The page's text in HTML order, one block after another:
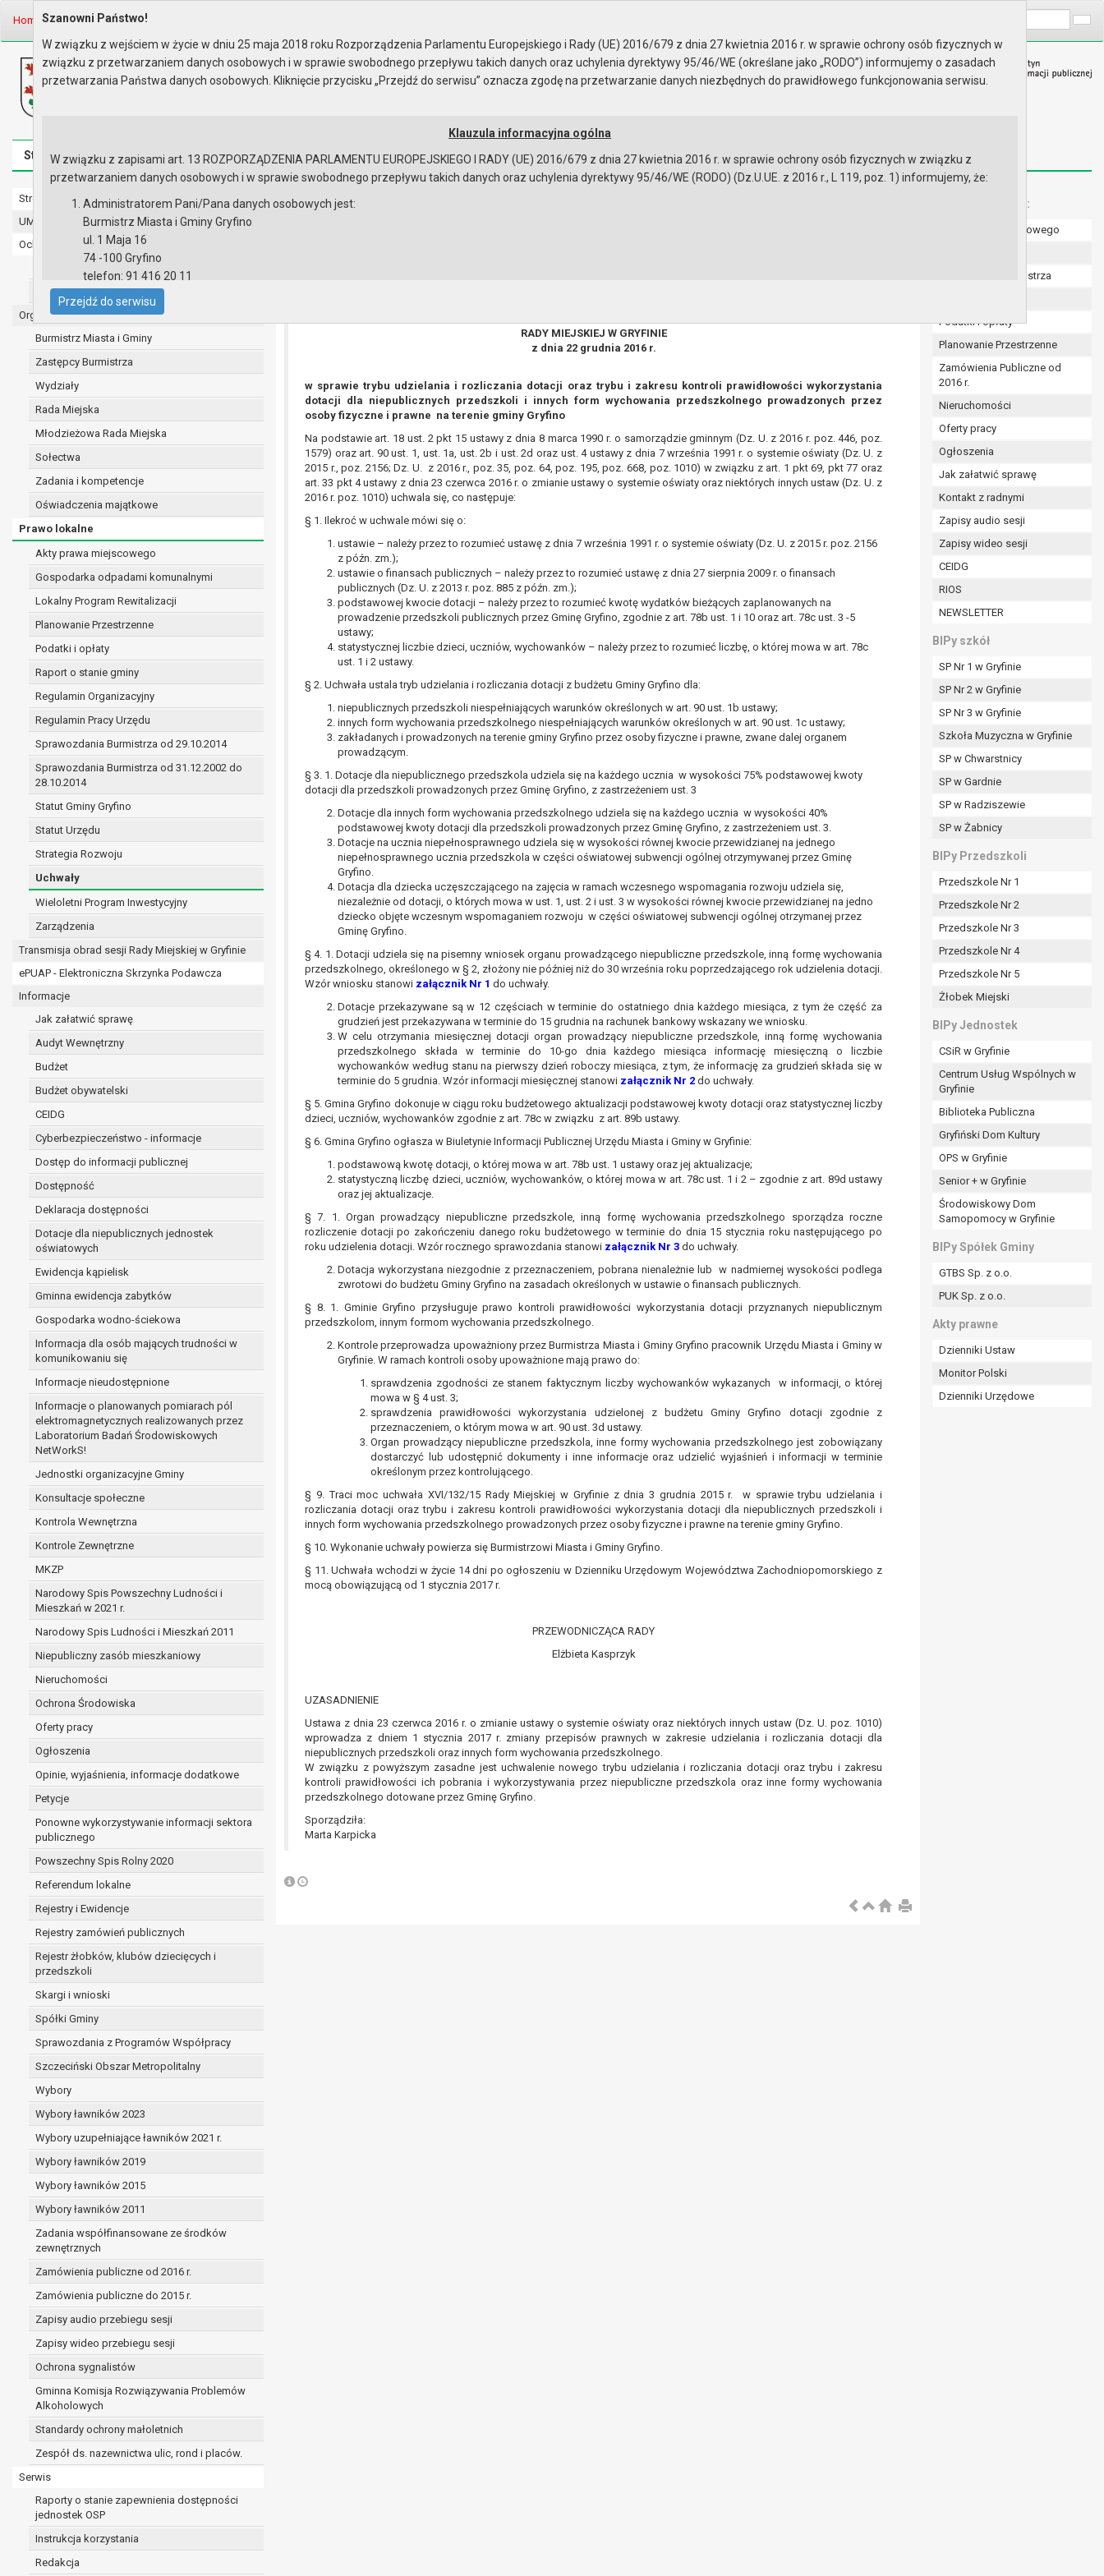
Home Prawo lokalne Uchwały
Biuletyn Informacji Publicznej
Urząd Miasta i Gminy w Gryfinie
Strona główna Mapa serwisu Aktualności Redakcja Instrukcja korzystania Dostępność
Strona główna
UMiG - telefony wewnętrzne
Ochrona danych osobowych
Urząd Miasta i Gminy w Gryfinie
Straż Miejska
Organy
Burmistrz Miasta i Gminy
Zastępcy Burmistrza
Wydziały
Rada Miejska
Młodzieżowa Rada Miejska
Sołectwa
Zadania i kompetencje
Oświadczenia majątkowe
Prawo lokalne
Akty prawa miejscowego
Gospodarka odpadami komunalnymi
Lokalny Program Rewitalizacji
Planowanie Przestrzenne
Podatki i opłaty
Raport o stanie gminy
Regulamin Organizacyjny
Regulamin Pracy Urzędu
Sprawozdania Burmistrza od 29.10.2014
Sprawozdania Burmistrza od 31.12.2002 do
28.10.2014
Statut Gminy Gryfino
Statut Urzędu
Strategia Rozwoju
Uchwały
Wieloletni Program Inwestycyjny
Zarządzenia
Transmisja obrad sesji Rady Miejskiej w Gryfinie
ePUAP - Elektroniczna Skrzynka Podawcza
Informacje
Jak załatwić sprawę
Audyt Wewnętrzny
Budżet
Budżet obywatelski
CEIDG
Cyberbezpieczeństwo - informacje
Dostęp do informacji publicznej
Dostępność
Deklaracja dostępności
Dotacje dla niepublicznych jednostek
oświatowych
Ewidencja kąpielisk
Gminna ewidencja zabytków
Gospodarka wodno-ściekowa
Informacja dla osób mających trudności w
komunikowaniu się
Informacje nieudostępnione
Informacje o planowanych pomiarach pól
elektromagnetycznych realizowanych przez
Laboratorium Badań Środowiskowych
NetWorkS!
Jednostki organizacyjne Gminy
Konsultacje społeczne
Kontrola Wewnętrzna
Kontrole Zewnętrzne
MKZP
Narodowy Spis Powszechny Ludności i
Mieszkań w 2021 r.
Narodowy Spis Ludności i Mieszkań 2011
Niepubliczny zasób mieszkaniowy
Nieruchomości
Ochrona Środowiska
Oferty pracy
Ogłoszenia
Opinie, wyjaśnienia, informacje dodatkowe
Petycje
Ponowne wykorzystywanie informacji sektora
publicznego
Powszechny Spis Rolny 2020
Referendum lokalne
Rejestry i Ewidencje
Rejestry zamówień publicznych
Rejestr żłobków, klubów dziecięcych i
przedszkoli
Skargi i wnioski
Spółki Gminy
Sprawozdania z Programów Współpracy
Szczeciński Obszar Metropolitalny
Wybory
Wybory ławników 2023
Wybory uzupełniające ławników 2021 r.
Wybory ławników 2019
Wybory ławników 2015
Wybory ławników 2011
Zadania współfinansowane ze środków
zewnętrznych
Zamówienia publiczne od 2016 r.
Zamówienia publiczne do 2015 r.
Zapisy audio przebiegu sesji
Zapisy wideo przebiegu sesji
Ochrona sygnalistów
Gminna Komisja Rozwiązywania Problemów
Alkoholowych
Standardy ochrony małoletnich
Zespół ds. nazewnictwa ulic, rond i placów.
Serwis
Raporty o stanie zapewnienia dostępności
jednostek OSP
Instrukcja korzystania
Redakcja
Sesja nr XXXI
RADY MIEJSKIEJ W GRYFINIE
z dnia 22 grudnia 2016 r.
w sprawie trybu udzielania i rozliczania dotacji oraz trybu i zakresu kontroli prawidłowości wykorzystania
dotacji dla niepublicznych przedszkoli i innych form wychowania przedszkolnego prowadzonych przez
osoby fizyczne i prawne na terenie gminy Gryfino
Na podstawie art. 18 ust. 2 pkt 15 ustawy z dnia 8 marca 1990 r. o samorządzie gminnym (Dz. U. z 2016 r. poz. 446, poz.
1579) oraz art. 90 ust. 1, ust. 1a, ust. 2b i ust. 2d oraz ust. 4 ustawy z dnia 7 września 1991 r. o systemie oświaty (Dz. U. z
2015 r., poz. 2156; Dz. U. z 2016 r., poz. 35, poz. 64, poz. 195, poz. 668, poz. 1010) w związku z art. 1 pkt 69, pkt 77 oraz
art. 33 pkt 4 ustawy z dnia 23 czerwca 2016 r. o zmianie ustawy o systemie oświaty oraz niektórych innych ustaw (Dz. U. z
2016 r. poz. 1010) uchwala się, co następuje:
§ 1. Ilekroć w uchwale mówi się o:
ustawie – należy przez to rozumieć ustawę z dnia 7 września 1991 r. o systemie oświaty (Dz. U. z 2015 r. poz. 2156
z późn. zm.);
ustawie o finansach publicznych – należy przez to rozumieć ustawę z dnia 27 sierpnia 2009 r. o finansach
publicznych (Dz. U. z 2013 r. poz. 885 z późn. zm.);
podstawowej kwocie dotacji – należy przez to rozumieć kwotę wydatków bieżących zaplanowanych na
prowadzenie przedszkoli publicznych przez Gminę Gryfino, zgodnie z art. 78b ust. 1 i 10 oraz art. 78c ust. 3 -5
ustawy;
statystycznej liczbie dzieci, uczniów, wychowanków – należy przez to rozumieć liczbę, o której mowa w art. 78c
ust. 1 i 2 ustawy.
§ 2. Uchwała ustala tryb udzielania i rozliczania dotacji z budżetu Gminy Gryfino dla:
niepublicznych przedszkoli niespełniających warunków określonych w art. 90 ust. 1b ustawy;
innych form wychowania przedszkolnego niespełniających warunków określonych w art. 90 ust. 1c ustawy;
zakładanych i prowadzonych na terenie gminy Gryfino przez osoby fizyczne i prawne, zwane dalej organem
prowadzącym.
§ 3. 1. Dotacje dla niepublicznego przedszkola udziela się na każdego ucznia w wysokości 75% podstawowej kwoty
dotacji dla przedszkoli prowadzonych przez Gminę Gryfino, z zastrzeżeniem ust. 3
Dotacje dla innych form wychowania przedszkolnego udziela się na każdego ucznia w wysokości 40%
podstawowej kwoty dotacji dla przedszkoli prowadzonych przez Gminę Gryfino, z zastrzeżeniem ust. 3.
Dotacje na ucznia niepełnosprawnego udziela się w wysokości równej kwocie przewidzianej na jednego
niepełnosprawnego ucznia przedszkola w części oświatowej subwencji ogólnej otrzymywanej przez Gminę
Gryfino.
Dotacja dla dziecka uczęszczającego na zajęcia w ramach wczesnego wspomagania rozwoju udziela się,
niezależnie od dotacji, o których mowa w ust. 1, ust. 2 i ust. 3 w wysokości równej kwocie przewidzianej na jedno
dziecko objęte wczesnym wspomaganiem rozwoju w części oświatowej subwencji ogólnej otrzymanej przez
Gminę Gryfino.
§ 4. 1. Dotacji udziela się na pisemny wniosek organu prowadzącego niepubliczne przedszkole, inną formę wychowania
przedszkolnego, określonego w § 2, złożony nie później niż do 30 września roku poprzedzającego rok udzielenia dotacji.
Wzór wniosku stanowi załącznik Nr 1 do uchwały.
Dotacje przekazywane są w 12 częściach w terminie do ostatniego dnia każdego miesiąca, z tym że część za
grudzień jest przekazywana w terminie do 15 grudnia na rachunek bankowy wskazany we wniosku.
W celu otrzymania miesięcznej dotacji organ prowadzący niepubliczne przedszkole, inną formę wychowania
przedszkolnego składa w terminie do 10-go dnia każdego miesiąca informację miesięczną o liczbie
wychowanków według stanu na pierwszy dzień roboczy miesiąca, z tym, że informację za grudzień składa się w
terminie do 5 grudnia. Wzór informacji miesięcznej stanowi załącznik Nr 2 do uchwały.
§ 5. Gmina Gryfino dokonuje w ciągu roku budżetowego aktualizacji podstawowej kwoty dotacji oraz statystycznej liczby
dzieci, uczniów, wychowanków zgodnie z art. 78c w związku z art. 89b ustawy.
§ 6. Gmina Gryfino ogłasza w Biuletynie Informacji Publicznej Urzędu Miasta i Gminy w Gryfinie:
podstawową kwotę dotacji, o której mowa w art. 78b ust. 1 ustawy oraz jej aktualizacje;
statystyczną liczbę dzieci, uczniów, wychowanków, o której mowa w art. 78c ust. 1 i 2 – zgodnie z art. 89d ustawy
oraz jej aktualizacje.
§ 7. 1. Organ prowadzący niepubliczne przedszkole, inną formę wychowania przedszkolnego sporządza roczne
rozliczenie dotacji po zakończeniu danego roku budżetowego w terminie do dnia 15 stycznia roku następującego po
roku udzielenia dotacji. Wzór rocznego sprawozdania stanowi załącznik Nr 3 do uchwały.
Dotacja wykorzystana niezgodnie z przeznaczeniem, pobrana nienależnie lub w nadmiernej wysokości podlega
zwrotowi do budżetu Gminy Gryfino na zasadach określonych w ustawie o finansach publicznych.
§ 8. 1. Gminie Gryfino przysługuje prawo kontroli prawidłowości wykorzystania dotacji przyznanych niepublicznym
przedszkolom, innym formom wychowania przedszkolnego.
Kontrole przeprowadza upoważniony przez Burmistrza Miasta i Gminy Gryfino pracownik Urzędu Miasta i Gminy w
Gryfinie. W ramach kontroli osoby upoważnione mają prawo do:
sprawdzenia zgodności ze stanem faktycznym liczby wychowanków wykazanych w informacji, o której
mowa w § 4 ust. 3;
sprawdzenia prawidłowości wykorzystania udzielonej z budżetu Gminy Gryfino dotacji zgodnie z
przeznaczeniem, o którym mowa w art. 90 ust. 3d ustawy.
Organ prowadzący niepubliczne przedszkola, inne formy wychowania przedszkolnego jest zobowiązany
dostarczyć lub udostępnić dokumenty i inne informacje oraz udzielić wyjaśnień i informacji w terminie
określonym przez kontrolującego.
§ 9. Traci moc uchwała XVI/132/15 Rady Miejskiej w Gryfinie z dnia 3 grudnia 2015 r. w sprawie trybu udzielania i
rozliczania dotacji oraz trybu i zakresu kontroli prawidłowości wykorzystania dotacji dla niepublicznych przedszkoli i
innych form wychowania przedszkolnego prowadzonych przez osoby fizyczne i prawne na terenie gminy Gryfino.
§ 10. Wykonanie uchwały powierza się Burmistrzowi Miasta i Gminy Gryfino.
§ 11. Uchwała wchodzi w życie 14 dni po ogłoszeniu w Dzienniku Urzędowym Województwa Zachodniopomorskiego z
mocą obowiązującą od 1 stycznia 2017 r.
PRZEWODNICZĄCA RADY
Elżbieta Kasprzyk
UZASADNIENIE
Ustawa z dnia 23 czerwca 2016 r. o zmianie ustawy o systemie oświaty oraz niektórych innych ustaw (Dz. U. poz. 1010)
wprowadza z dniem 1 stycznia 2017 r. zmiany przepisów prawnych w zakresie udzielania i rozliczania dotacji dla
niepublicznych przedszkoli oraz innych form wychowania przedszkolnego.
W związku z powyższym zasadne jest uchwalenie nowego trybu udzielania i rozliczania dotacji oraz trybu i zakresu
kontroli prawidłowości ich pobrania i wykorzystywania przez niepubliczne przedszkola oraz inne formy wychowania
przedszkolnego dotowane przez Gminę Gryfino.
Sporządziła:
Marta Karpicka
Menu dodatkowe:
Numer konta bankowego
Zarządzenia Burmistrza
Podatki i opłaty
Planowanie Przestrzenne
Zamówienia Publiczne od
2016 r.
Nieruchomości
Oferty pracy
Ogłoszenia
Jak załatwić sprawę
Kontakt z radnymi
Zapisy audio sesji
Zapisy wideo sesji
CEIDG
RIOS
NEWSLETTER
BIPy szkół
SP Nr 1 w Gryfinie
SP Nr 2 w Gryfinie
SP Nr 3 w Gryfinie
Szkoła Muzyczna w Gryfinie
SP w Chwarstnicy
SP w Gardnie
SP w Radziszewie
SP w Żabnicy
BIPy Przedszkoli
Przedszkole Nr 1
Przedszkole Nr 2
Przedszkole Nr 3
Przedszkole Nr 4
Przedszkole Nr 5
Żłobek Miejski
BIPy Jednostek
CSiR w Gryfinie
Centrum Usług Wspólnych w
Gryfinie
Biblioteka Publiczna
Gryfiński Dom Kultury
OPS w Gryfinie
Senior + w Gryfinie
Środowiskowy Dom
Samopomocy w Gryfinie
BIPy Spółek Gminy
GTBS Sp. z o.o.
PUK Sp. z o.o.
Akty prawne
Dzienniki Ustaw
Monitor Polski
Dzienniki Urzędowe
Szanowni Państwo!
W związku z wejściem w życie w dniu 25 maja 2018 roku Rozporządzenia Parlamentu Europejskiego i Rady (UE) 2016/679 z dnia 27 kwietnia 2016 r. w sprawie ochrony osób fizycznych w
związku z przetwarzaniem danych osobowych i w sprawie swobodnego przepływu takich danych oraz uchylenia dyrektywy 95/46/WE (określane jako „RODO”) informujemy o zasadach
przetwarzania Państwa danych osobowych. Kliknięcie przycisku „Przejdź do serwisu” oznacza zgodę na przetwarzanie danych niezbędnych do prawidłowego funkcjonowania serwisu.
Klauzula informacyjna ogólna
W związku z zapisami art. 13 ROZPORZĄDZENIA PARLAMENTU EUROPEJSKIEGO I RADY (UE) 2016/679 z dnia 27 kwietnia 2016 r. w sprawie ochrony osób fizycznych w związku z
przetwarzaniem danych osobowych i w sprawie swobodnego przepływu takich danych oraz uchylenia dyrektywy 95/46/WE (RODO) (Dz.U.UE. z 2016 r., L 119, poz. 1) informujemy, że:
Administratorem Pani/Pana danych osobowych jest:
Burmistrz Miasta i Gminy Gryfino
ul. 1 Maja 16
74 -100 Gryfino
telefon: 91 416 20 11
e-mail:
burmistrz@gryfino.pl
Dane kontaktowe Inspektora Ochrony Danych:
e-mail:iod@gryfino.pl
Pani/Pana dane osobowe przetwarzane są zgodnie z obowiązującymi przepisami prawa w celu:
realizacji zadań wynikających z przepisów prawa, a w szczególności ustawy z dnia 8 marca 1990 r. o samorządzie gminnym (Dz.U. z 2017r., poz. 1875 ze zm.) oraz z
szeregu ustaw kompetencyjnych (merytorycznych), a także obowiązków i zadań zleconych przez instytucje nadrzędne wobec Gminy;
zawarcia i realizacji umów;
ochrony żywotnych interesów osoby, której dane dotyczą, lub innej osoby fizycznej;
wykonania zadania realizowanego w interesie publicznym lub w ramach sprawowania władzy publicznej powierzonej administratorowi;
w pozostałych przypadkach dane osobowe przetwarzane są wyłącznie na podstawie wcześniej udzielonej zgody w zakresie i celu określonym w treści zgody.
W związku z przetwarzaniem danych w celu wskazanym w pkt. 3, dane osobowe mogą być udostępniane innym upoważnionym odbiorcom lub kategoriom odbiorców danych
osobowych. Odbiorcami mogą być:
podmioty, które przetwarzają dane osobowe w imieniu administratora na podstawie zawartej z nim umowy powierzenia przetwarzania danych osobowych;
podmioty upoważnione do odbioru danych osobowych na podstawie odpowiednich przepisów prawa.
Pani/Pana dane osobowe będą przetwarzane przez okres niezbędny do realizacji celu dla jakiego zostały zebrane oraz zgodnie z terminami archiwizacji określonymi przez
przepisy prawa powszechnie obowiązującego.
W przypadku, gdy dane osobowe przetwarzane są na podstawie zgody osoby, której dane dotyczą przetwarzanie odbywa się do czasu wycofania tej zgody.
W przypadku, gdy dane osobowe przetwarzane są w celu zawarcia i realizacji umowy przetwarzanie odbywa się przez okres niezbędny do realizacji zawartej umowy, a po tym
czasie w zakresie wymaganym przez przepisy prawa lub dla zabezpieczenia ewentualnych roszczeń, a w przypadku wyrażenia zgody na przetwarzanie danych po zakończeniu i
rozliczeniu umowy, do czasu wycofania tej zgody.
Ponadto w przypadku umów o dofinansowanie dane osobowe od momentu pozyskania przechowywane są przez okres wynikający z umowy o dofinansowanie zawartej między
beneficjentem a określoną instytucją, trwałości danego projektu i konieczności zachowania dokumentacji projektu do celów kontrolnych.
W związku z przetwarzaniem przez administratora danych osobowych przysługuje Pani/Panu:
prawo dostępu do treści danych oraz otrzymywania ich kopii na podstawie art. 15 RODO;
prawo do żądania sprostowania danych na podstawie art. 16 RODO,
w przypadku gdy:
dane są nieprawidłowe lub niekompletne;
prawo do żądania usunięcia danych osobowych (tzw. prawo do bycia zapomnianym) na podstawie art. 17 RODO, w przypadku gdy:
dane nie są już niezbędne do celów, dla których były zebrane lub w inny sposób przetwarzane,
osoba, której dane dotyczą, wniosła sprzeciw wobec przetwarzania danych osobowych,
osoba, której dane dotyczą wycofała zgodę na przetwarzanie danych osobowych, która jest podstawą przetwarzania danych i nie ma innej podstawy prawnej
dane osobowe przetwarzane są niezgodnie z prawem,
dane osobowe muszą być usunięte w celu wywiązania się z obowiązku wynikającego z przepisów prawa;
prawo do żądania ograniczenia przetwarzania danych osobowych na podstawie art. 18 RODO, w przypadku gdy:
osoba, której dane dotyczą kwestionuje prawidłowość danych osobowych – na okres pozwalający administratorowi sprawdzić prawidłowość tych danych,
przetwarzanie danych jest niezgodne z prawem, a osoba, której dane dotyczą, sprzeciwia się usunięciu danych, żądając w zamian ich ograniczenia,
administrator nie potrzebuje już danych dla swoich celów, ale osoba, której dane dotyczą, potrzebuje ich do ustalenia, obrony lub dochodzenia roszczeń,
osoba, której dane dotyczą, wniosła sprzeciw wobec przetwarzania danych - do czasu ustalenia czy prawnie uzasadnione podstawy po stronie administratora są
nadrzędne wobec podstawy sprzeciwu;
prawo do przenoszenia danych na podstawie art. 20 RODO, w przypadku gdy łącznie spełnione są następujące przesłanki:
przetwarzanie danych odbywa się na podstawie umowy zawartej z osobą, której dane dotyczą lub na podstawie zgody wyrażonej przez tą osobę,
przetwarzanie odbywa się w sposób zautomatyzowany;
prawo sprzeciwu wobec przetwarzania danych na podstawie art. 21 RODO, wobec przetwarzania danych osobowych, którego podstawą prawną jest:
niezbędność przetwarzania do wykonania zadania realizowanego w interesie publicznym lub w ramach sprawowania władzy publicznej powierzonej
administratorowi bądź
niezbędność przetwarzania do celów wynikających z prawnie uzasadnionych interesów realizowanych przez administratora lub przez stronę trzecią.
Z przyczyn związanych z Pani/Pana szczególną sytuacją. W razie wniesienia sprzeciwu, administrator nie może już przetwarzać tych danych osobowych, chyba że wykaże
on istnienie ważnych prawnie uzasadnionych podstaw do przetwarzania, nadrzędnych wobec interesów, praw i wolności osoby, której dane dotyczą, lub podstaw do
ustalenia, dochodzenia lub obrony roszczeń.
W przypadku gdy przetwarzanie danych osobowych odbywa się na podstawie zgody osoby na przetwarzanie danych osobowych (art. 6 ust. 1 lit a RODO), przysługuje Pani/Panu
prawo do cofnięcia tej zgody w dowolnym momencie. Cofnięcie to nie ma wpływu na zgodność przetwarzania, którego dokonano na podstawie zgody przed jej cofnięciem.
Przysługuje Pani/Panu prawo wniesienia skargi do organu nadzorczego na niezgodne z prawem przetwarzanie Pani/Pana danych osobowych przez administratora.
Organem właściwym do wniesienia skargi jest Prezes Urzędu Ochrony Danych Osobowych.
W zależności od sfery, w której przetwarzane są dane osobowe, podanie danych osobowych jest dobrowolne albo jest wymogiem ustawowym lub umownym.
Pani/Pana dane nie będą poddawane zautomatyzowanemu podejmowaniu decyzji, w tym również profilowaniu.
Przejdź do serwisu